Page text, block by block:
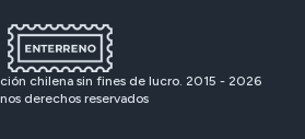
chilena sin fines de lucro. 2015 - 2026
derechos reservados